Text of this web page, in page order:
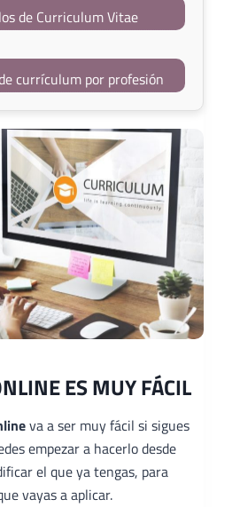
de Curriculum Vitae
currículum por profesión
ES MUY FÁCIL
va a ser muy fácil si sigues
empezar a hacerlo desde
el que ya tengas, para
vayas a aplicar.